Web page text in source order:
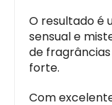
O resultado é
sensual e
de
forte.
Com